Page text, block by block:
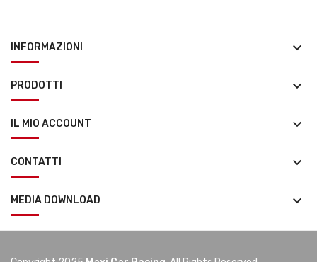
INFORMAZIONI keyboard_arrow_down
PRODOTTI keyboard_arrow_down
IL MIO ACCOUNT keyboard_arrow_down
CONTATTI keyboard_arrow_down
MEDIA DOWNLOAD keyboard_arrow_down